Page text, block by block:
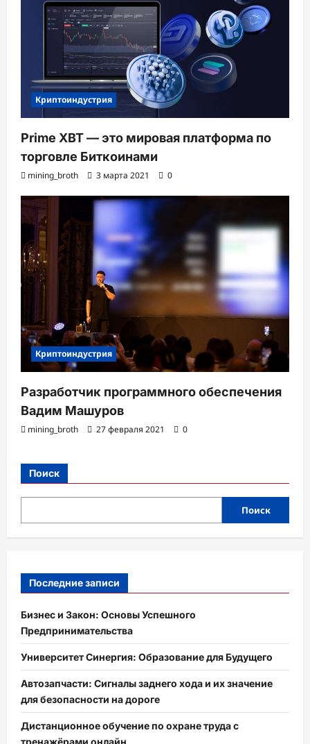
Криптоиндустрия
Prime XBT — это мировая платформа по
торговле Биткоинами
mining_broth 3 марта 2021 0
Криптоиндустрия
Разработчик программного обеспечения
Вадим Машуров
mining_broth 27 февраля 2021 0
Поиск
Поиск
Последние записи
Бизнес и Закон: Основы Успешного
Предпринимательства
Университет Синергия: Образование для Будущего
Автозапчасти: Сигналы заднего хода и их значение
для безопасности на дороге
Дистанционное обучение по охране труда с
тренажёрами онлайн